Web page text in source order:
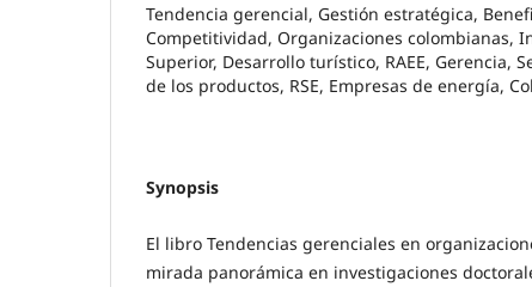
Tendencia gerencial, Gestión estratégica,
Competitividad, Organizaciones colombianas,
Superior, Desarrollo turístico, RAEE, Gerencia,
de los productos, RSE, Empresas de energía,
Synopsis
El libro Tendencias gerenciales en
mirada panorámica en investigaciones